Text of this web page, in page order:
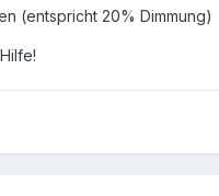
(entspricht 20% Dimmung)